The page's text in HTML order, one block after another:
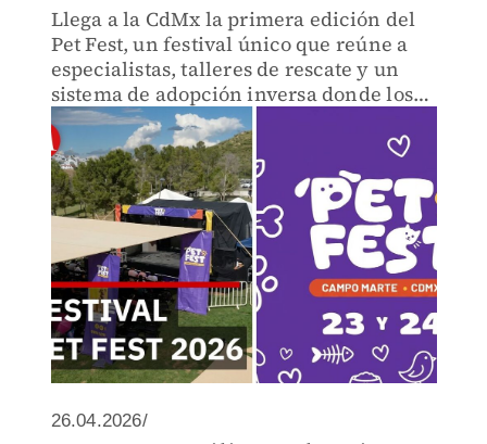
Llega a la CdMx la primera edición del
Pet Fest, un festival único que reúne a
especialistas, talleres de rescate y un
sistema de adopción inversa donde los
animales eligen a sus nuevos tutores.
26.04.2026/